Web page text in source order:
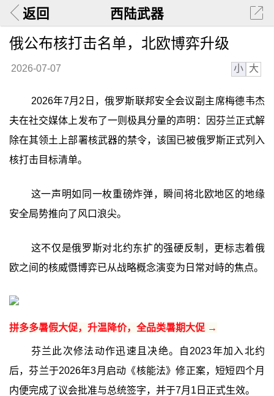
返回 西陆武器
俄公布核打击名单，北欧博弈升级
2026-07-07 小 大
2026年7月2日，俄罗斯联邦安全会议副主席梅德韦杰
夫在社交媒体上发布了一则极具分量的声明：因芬兰正式解
除在其领土上部署核武器的禁令，该国已被俄罗斯正式列入
核打击目标清单。
这一声明如同一枚重磅炸弹，瞬间将北欧地区的地缘
安全局势推向了风口浪尖。
这不仅是俄罗斯对北约东扩的强硬反制，更标志着俄
欧之间的核威慑博弈已从战略概念演变为日常对峙的焦点。
拼多多暑假大促，升温降价，全品类暑期大促 →
芬兰此次修法动作迅速且决绝。自2023年加入北约
后，芬兰于2026年3月启动《核能法》修正案，短短四个月
内便完成了议会批准与总统签字，并于7月1日正式生效。